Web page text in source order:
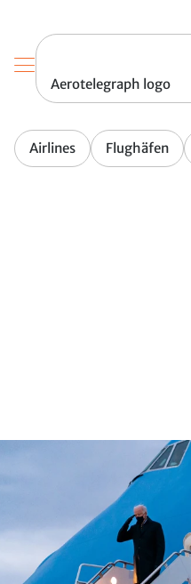
Aerotelegraph logo
Airlines Flughäfen